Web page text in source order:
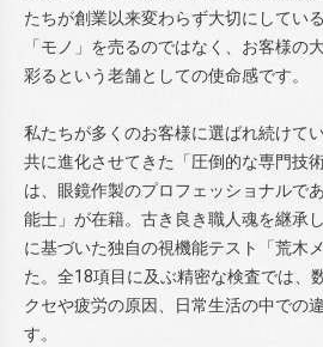
たちが創業以来変わらず大切にしてい
「モノ」を売るのではなく、お客様の
彩るという老舗としての使命感です。
私たちが多くのお客様に選ばれ続けて
共に進化させてきた「圧倒的な専門技
は、眼鏡作製のプロフェッショナルで
能士」が在籍。古き良き職人魂を継承
に基づいた独自の視機能テスト「荒木
た。全18項目に及ぶ精密な検査では、
クセや疲労の原因、日常生活の中での
す。